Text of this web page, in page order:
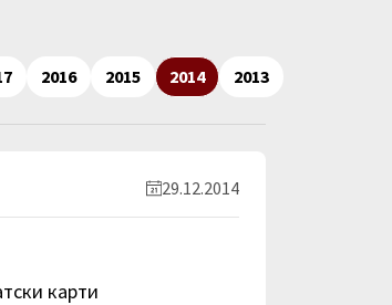
2016 2015 2014 2013
29.12.2014
карти